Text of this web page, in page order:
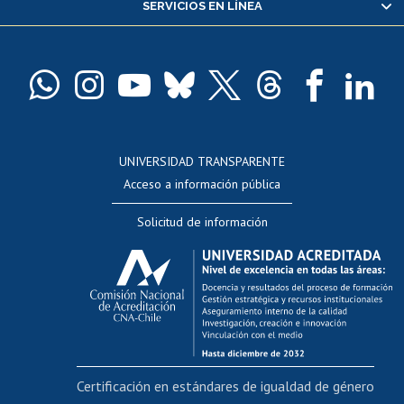
Pago de arancel y crédito alumnos
Docentes
Evaluación docente
Calificación académica
Postulación al AUCAI
Funcionarias/os
Cursos internos de capacitación
Bienestar del personal
Portal de movilidad interna
SERVICIOS EN LÍNEA
UNIVERSIDAD TRANSPARENTE
Acceso a información pública
Solicitud de información
Certificación en estándares de igualdad de género